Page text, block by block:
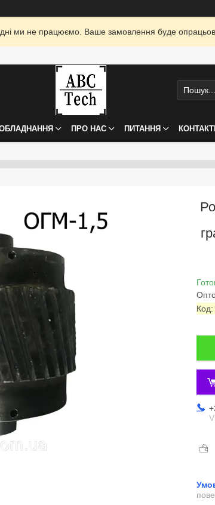
ми не працюємо. Ваше замовлення буде
ПРО НАС ПИТАННЯ
Код: